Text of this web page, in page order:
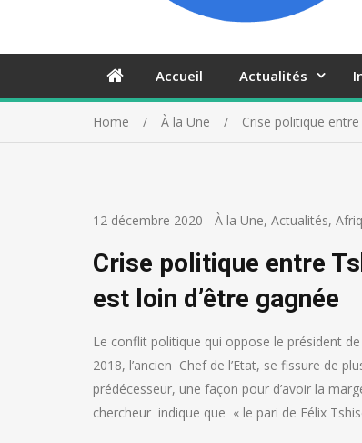
Accueil Actualités
Home À la Une Crise politique
12 décembre 2020 - À la Une, Actualités,
Crise politique entre
est loin d’être gagnée
Le conflit politique qui oppose le président
2018, l’ancien Chef de l’Etat, se fissure de
prédécesseur, une façon pour d’avoir la
chercheur indique que « le pari de Félix